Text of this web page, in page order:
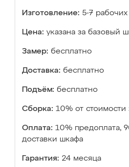
Изготовление: 5-7
Цена: указана за базовый
Замер: бесплатно
Доставка: бесплатно
Подъём: бесплатно
Сборка: 10% от стоимости
Оплата: 10% предоплата,
доставки шкафа
Гарантия: 24 месяца